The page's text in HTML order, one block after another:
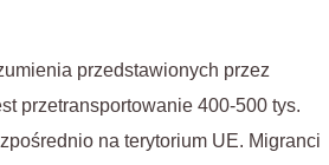
przedstawionych przez
przetransportowanie 400-500 tys.
na terytorium UE. Migranci